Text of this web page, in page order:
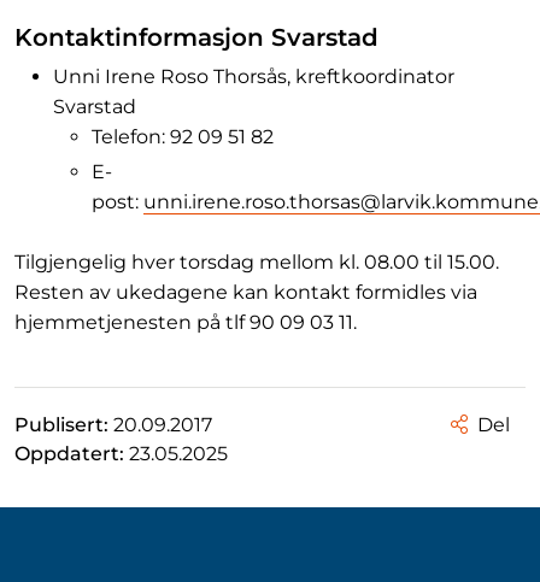
Kontaktinformasjon Svarstad
Unni Irene Roso Thorsås, kreftkoordinator
Svarstad
Telefon: 92 09 51 82
E-
post:
Tilgjengelig hver torsdag mellom kl. 08.00 til 15.00.
Resten av ukedagene kan kontakt formidles via
hjemmetjenesten på tlf 90 09 03 11.
Publisert: 20.09.2017
Oppdatert: 23.05.2025
Del